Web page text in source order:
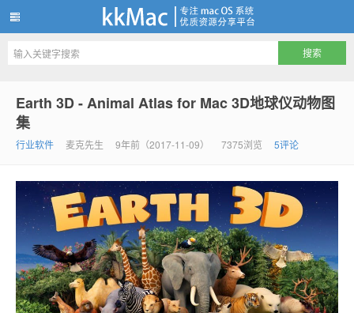
Earth 3D - Animal Atlas for Mac 3D地球仪动物图
集
行业软件 麦克先生 9年前（2017-11-09） 7375浏览 5评论